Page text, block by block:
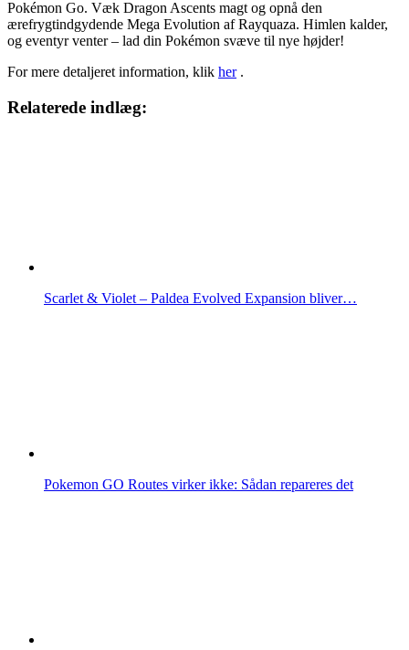
Pokémon Go. Væk Dragon Ascents magt og opnå den
ærefrygtindgydende Mega Evolution af Rayquaza. Himlen kalder,
og eventyr venter – lad din Pokémon svæve til nye højder!
For mere detaljeret information, klik her.
Relaterede indlæg:
Scarlet & Violet – Paldea Evolved Expansion bliver…
Pokemon GO Routes virker ikke: Sådan repareres det